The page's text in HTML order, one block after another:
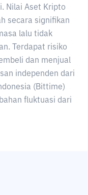
Nilai Aset Kripto
secara signifikan
lalu tidak
Terdapat risiko
dan menjual
independen dari
(Bittime)
fluktuasi dari